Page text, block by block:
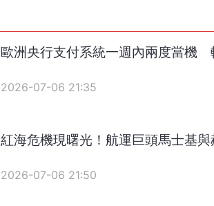
歐洲央行支付系統一週內兩度當機
2026-07-06 21:35
紅海危機現曙光！航運巨頭馬士基
2026-07-06 21:50